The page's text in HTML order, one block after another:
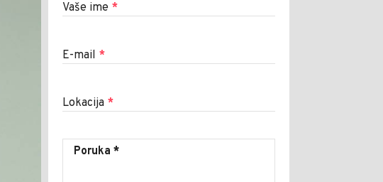
Vaše ime *
E-mail *
Lokacija *